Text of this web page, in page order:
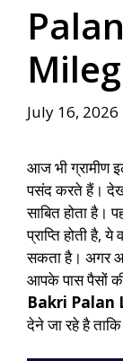
July 16, 2026
आज भी ग्रामीण
पसंद करते हैं।
साबित होता है।
प्राप्ति होती है,
सकता है। अगर
आपके पास पैसों
Bakri Palan
देने जा रहे है